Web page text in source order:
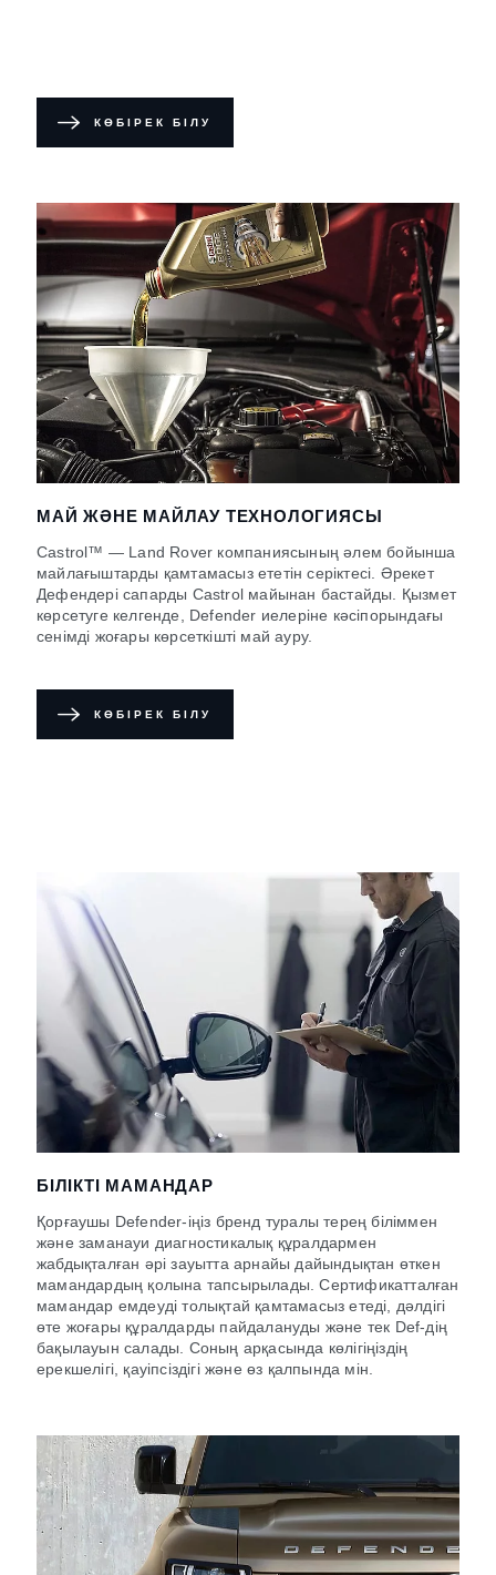
КӨБІРЕК БІЛУ
МАЙ ЖӘНЕ МАЙЛАУ ТЕХНОЛОГИЯСЫ
Castrol™ — Land Rover компаниясының әлем бойынша
майлағыштарды қамтамасыз ететін серіктесі. Әрекет
Дефендері сапарды Castrol майынан бастайды. Қызмет
көрсетуге келгенде, Defender иелеріне кәсіпорындағы
сенімді жоғары көрсеткішті май ауру.
КӨБІРЕК БІЛУ
БІЛІКТІ МАМАНДАР
Қорғаушы Defender-іңіз бренд туралы терең біліммен
және заманауи диагностикалық құралдармен
жабдықталған әрі зауытта арнайы дайындықтан өткен
мамандардың қолына тапсырылады. Сертификатталған
мамандар емдеуді толықтай қамтамасыз етеді, дәлдігі
өте жоғары құралдарды пайдалануды және тек Def-дің
бақылауын салады. Соның арқасында көлігіңіздің
ерекшелігі, қауіпсіздігі және өз қалпында мін.